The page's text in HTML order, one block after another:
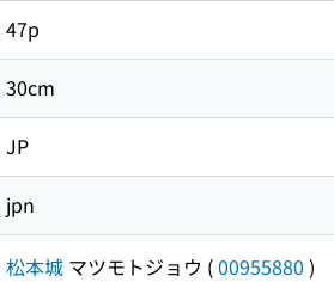
47p
30cm
JP
jpn
松本城 マツモトジョウ (00955880 )